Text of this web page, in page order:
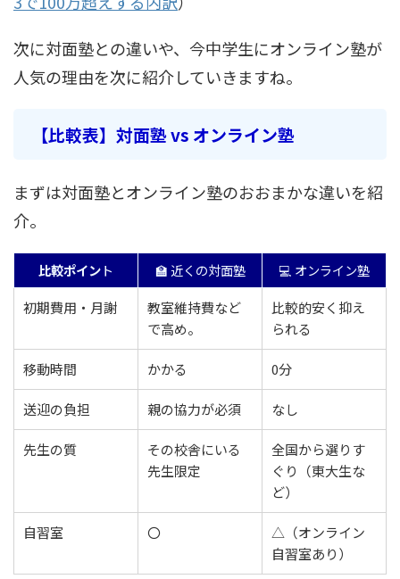
次に対面塾との違いや、今中学生にオンライン塾が
人気の理由を次に紹介していきますね。
【比較表】対面塾 vs オンライン塾
まずは対面塾とオンライン塾のおおまかな違いを紹
介。
比較ポイント 🏫 近くの対面塾
💻 オンライン塾
初期費用・月謝
教室維持費など
で高め。
比較的安く抑え
られる
移動時間 かかる 0分
送迎の負担 親の協力が必須 なし
先生の質
その校舎にいる
先生限定
全国から選りす
ぐり（東大生な
ど）
自習室 〇
△（オンライン
自習室あり）